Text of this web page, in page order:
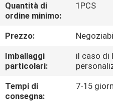
CONTROLLO
DELLA
QUALITÀ
CONTATTACI
Quantità di
ordine minimo:
1PCS
Prezzo:
Imballaggi
particolari:
il caso di
Tempi di
consegna:
7-15